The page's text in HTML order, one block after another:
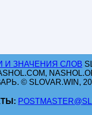
И ЗНАЧЕНИЯ СЛОВ
© SLOVAR.WIN,